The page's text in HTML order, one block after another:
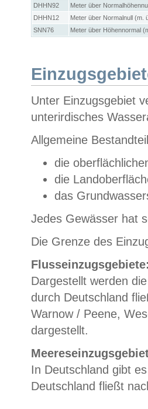
DHHN92
Meter über
DHHN12
Meter über Normalnull (m.
SNN76
Meter über Höhennormal
Unter Einzugsgebiet
unterirdisches
Allgemeine
die
die
das
Jedes Gewässer hat
Die Grenze des
Dargestellt werden
durch Deutschland
Warnow / Peene,
dargestellt.
In Deutschland gibt
Deutschland fließt